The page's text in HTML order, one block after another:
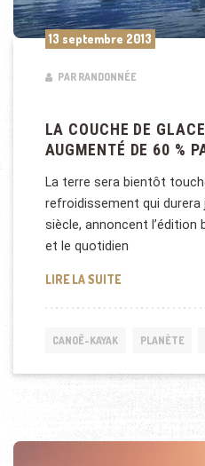
13 septembre 2013
PAR RANDONNÉE
LA COUCHE DE
AUGMENTÉ DE 60 %
La terre sera bientôt
refroidissement qui durera
siècle, annoncent l’édition
et le quotidien
LIRE LA SUITELA COUCHE DE
CANOË-KAYAK PLANÈTE